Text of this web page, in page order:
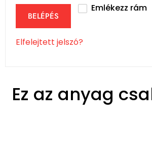
Emlékezz rám
BELÉPÉS
Elfelejtett jelszó?
Ez az anyag